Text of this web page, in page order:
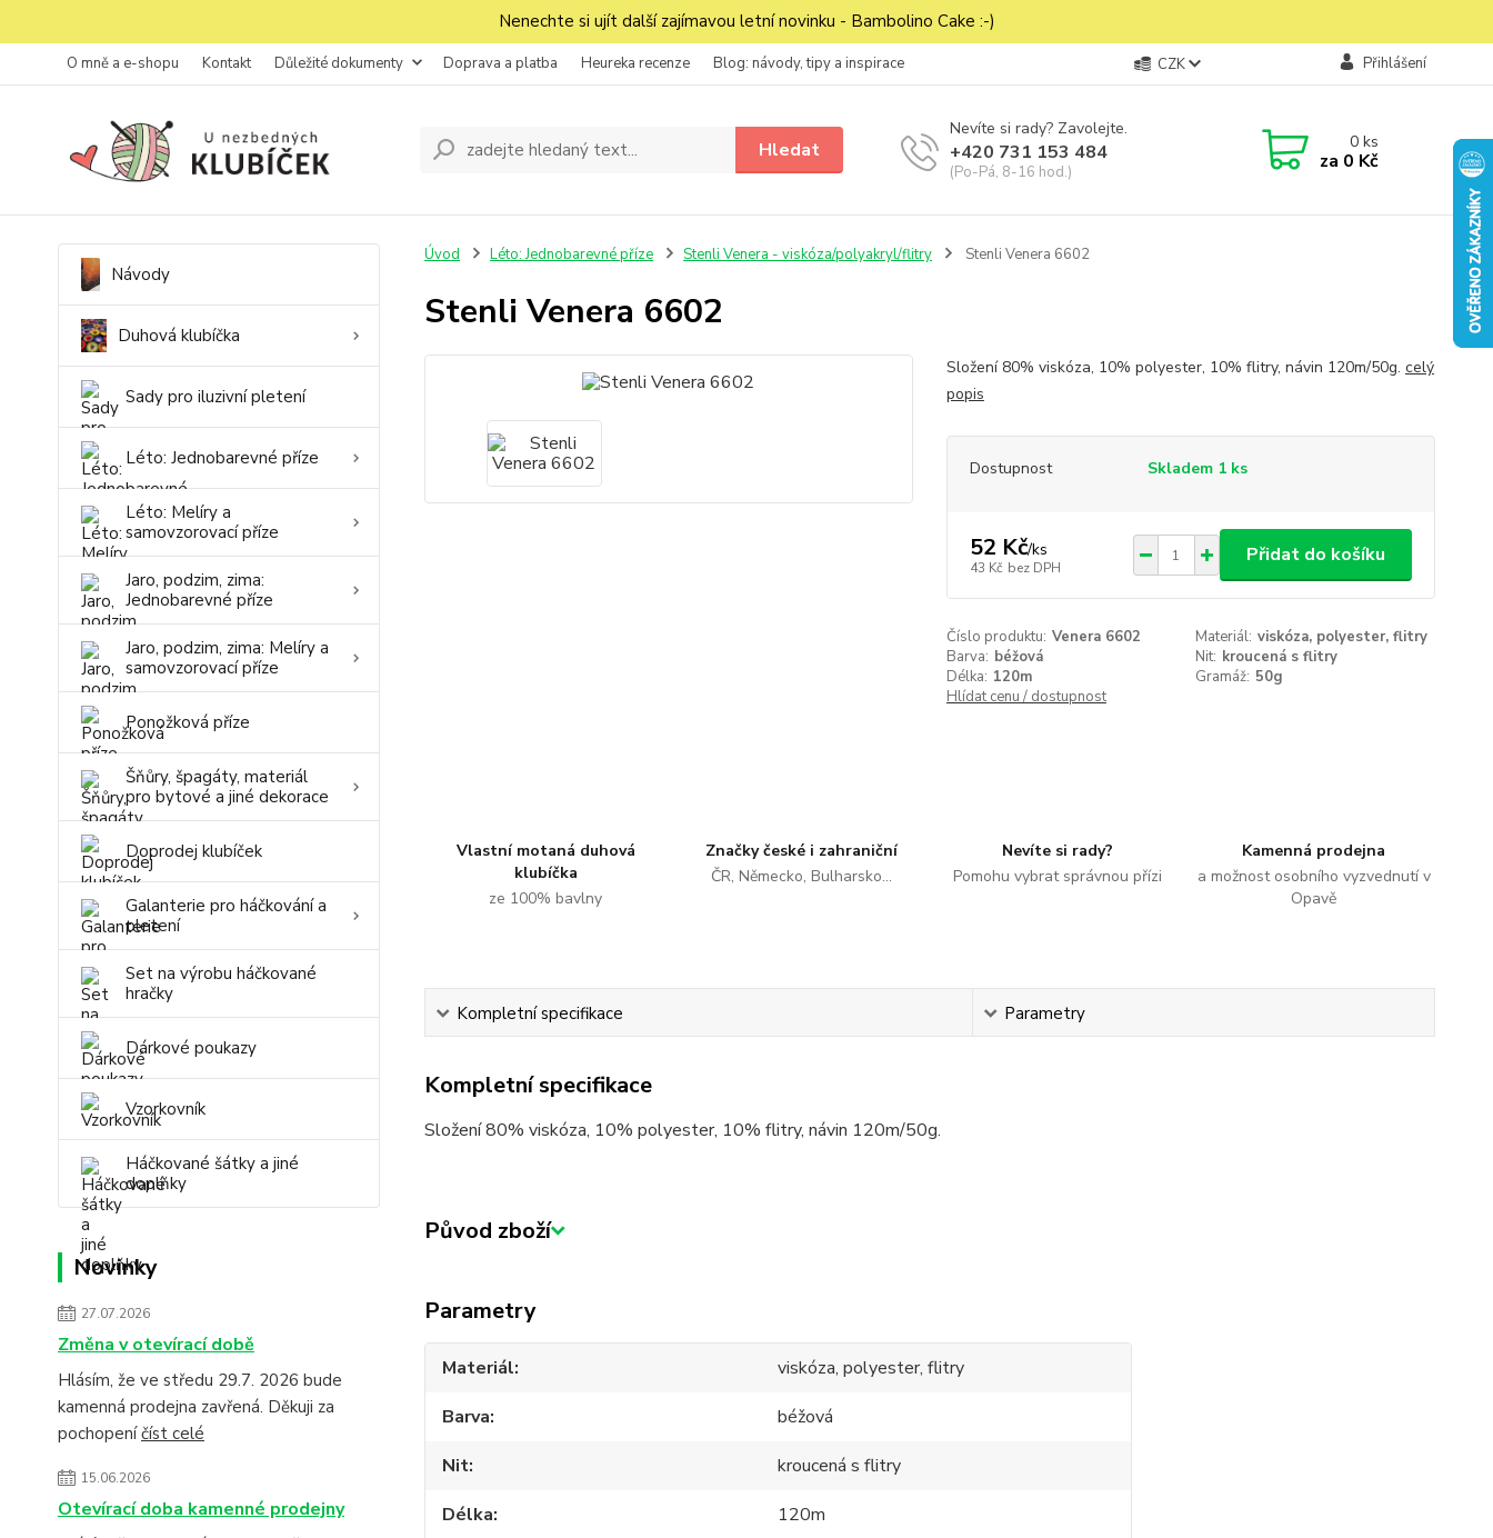
Nenechte si ujít další zajímavou letní novinku - Bambolino Cake :-)
O mně a e-shopu Kontakt Důležité dokumenty Doprava a platba Heureka recenze Blog: návody, tipy a inspirace CZK Přihlášení
Hledat
Nevíte si rady? Zavolejte.
+420 731 153 484
(Po-Pá, 8-16 hod.)
0ks
za 0 Kč
Návody
Duhová klubíčka
Sady pro iluzivní pletení
Léto: Jednobarevné příze
Léto: Melíry a
samovzorovací příze
Jaro, podzim, zima:
Jednobarevné příze
Jaro, podzim, zima: Melíry a
samovzorovací příze
Ponožková příze
Šňůry, špagáty, materiál
pro bytové a jiné dekorace
Doprodej klubíček
Galanterie pro háčkování a
pletení
Set na výrobu háčkované
hračky
Dárkové poukazy
Vzorkovník
Háčkované šátky a jiné
doplňky
Novinky
27.07.2026
Změna v otevírací době
Hlásím, že ve středu 29.7. 2026 bude
kamenná prodejna zavřená. Děkuji za
pochopeníčíst celé
15.06.2026
Otevírací doba kamenné prodejny
Úvod Léto: Jednobarevné příze Stenli Venera - viskóza/polyakryl/flitry Stenli Venera 6602
Stenli Venera 6602
Složení 80% viskóza, 10% polyester, 10% flitry, návin 120m/50g. celý
popis
Dostupnost Skladem 1 ks
52 Kč/ks
43 Kč bez DPH
Přidat do košíku
Číslo produktu: Venera 6602 Materiál: viskóza, polyester, flitry
Barva: béžová Nit: kroucená s flitry
Délka: 120m Gramáž: 50g
Hlídat cenu / dostupnost
Vlastní motaná duhová
klubíčka
ze 100% bavlny
Značky české i zahraniční
ČR, Německo, Bulharsko...
Nevíte si rady?
Pomohu vybrat správnou přízi
Kamenná prodejna
a možnost osobního vyzvednutí v
Opavě
Kompletní specifikace Parametry
Kompletní specifikace
Složení 80% viskóza, 10% polyester, 10% flitry, návin 120m/50g.
Původ zboží
Parametry
Materiál
viskóza, polyester, flitry
Barva
béžová
Nit
kroucená s flitry
Délka
120m